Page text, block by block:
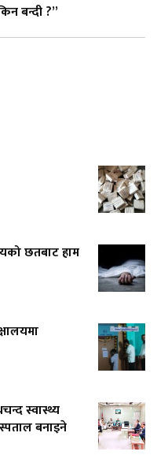
बन्दी ?”
छतबाट हाम
स्वास्थ्य
बनाइने